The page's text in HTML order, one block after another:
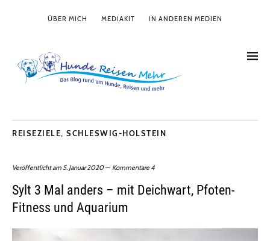
ÜBER MICH MEDIAKIT IN ANDEREN MEDIEN
REISEZIELE, SCHLESWIG-HOLSTEIN
Veröffentlicht am5. Januar 2020 Kommentare 4
Sylt 3 Mal anders – mit Deichwart, Pfoten-
Fitness und Aquarium